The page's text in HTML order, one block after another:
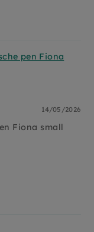
pen Fiona
14/05/2026
Fiona small